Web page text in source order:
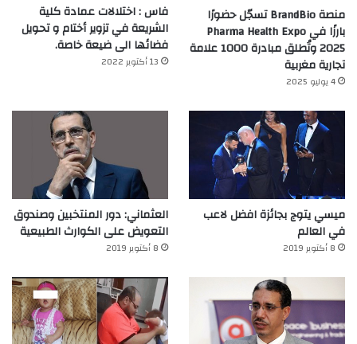
منصة BrandBio تسجّل حضورًا
بارزًا في Pharma Health Expo
2025 وتُطلق مبادرة 1000 علامة
تجارية مغربية
4 يوليو 2025
فاس : اختلالات عمادة كلية
الشريعة في تزوير أختام و تحويل
فضائها الى ضيعة خاصة.
13 أكتوبر 2022
ميسي يتوج بجائزة افضل لاعب
في العالم‎
8 أكتوبر 2019
العثماني: دور المنتخبين وصندوق
التعويض على الكوارث الطبيعية
8 أكتوبر 2019